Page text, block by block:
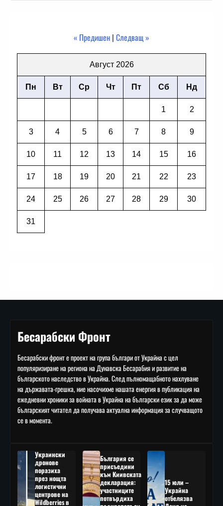
« Предишен | Следващ »
Август 2026
Пн Вт Ср Чт Пт Сб Нд
1 2
3 4 5 6 7 8 9
10 11 12 13 14 15 16
17 18 19 20 21 22 23
24 25 26 27 28 29 30
31
Бесарабски Фронт
Бесарабски фронт е проект на група българи от Украйна с цел
популяризиране на региона на Дунавска Бесарабия и развитие на
българското наследство в Украйна. След пълномащабното нахлуване
на държавата-грешка, ние насочихме нашата енергия в публикация на
ежедневни хроники за войната в Украйна на български език за да може
българският читател да получава актуална информация за случващото
се в момента.
Украински
дронове
поразиха
през нощта
логистични
центрове на
Wildberries в
България се
присъедини
към Киивската
декларация:
участниците
потвърдиха
15 юли –
Украйна
отбелязва